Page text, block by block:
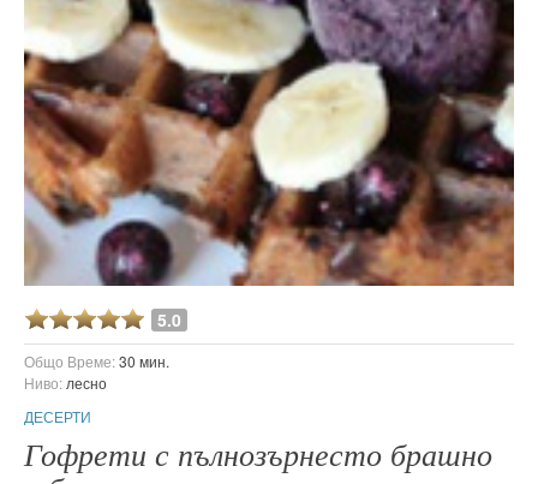
5.0
Общо Време:30 мин.
Ниво: лесно
ДЕСЕРТИ
Гофрети с пълнозърнесто брашно